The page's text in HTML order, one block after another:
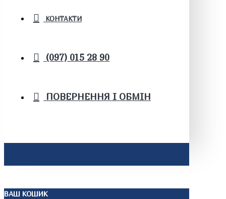
КОНТАКТИ
(097) 015 28 90
ПОВЕРНЕННЯ І ОБМІН
ВАШ КОШИК